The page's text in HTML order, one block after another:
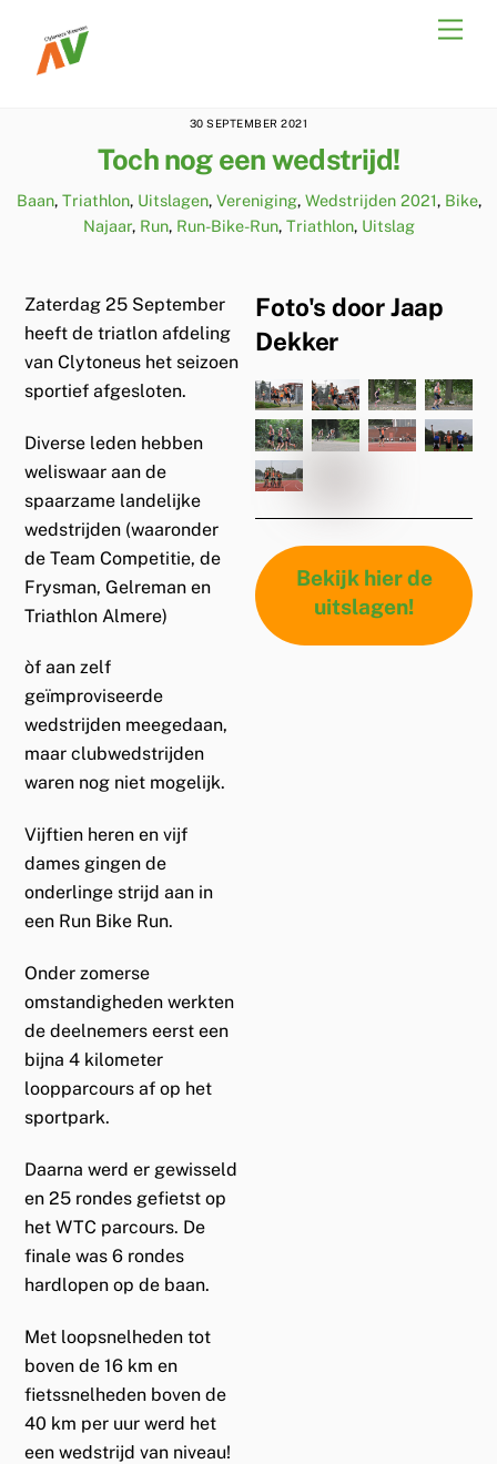
content
30 SEPTEMBER 2021
Toch nog een wedstrijd!
Baan, Triathlon, Uitslagen, Vereniging, Wedstrijden 2021, Bike,
Najaar, Run, Run-Bike-Run, Triathlon, Uitslag
Zaterdag 25 September
heeft de triatlon afdeling
van Clytoneus het seizoen
sportief afgesloten.
Diverse leden hebben
weliswaar aan de
spaarzame landelijke
wedstrijden (waaronder
de Team Competitie, de
Frysman, Gelreman en
Triathlon Almere)
òf aan zelf
geïmproviseerde
wedstrijden meegedaan,
maar clubwedstrijden
waren nog niet mogelijk.
Vijftien heren en vijf
dames gingen de
onderlinge strijd aan in
een Run Bike Run.
Onder zomerse
omstandigheden werkten
de deelnemers eerst een
bijna 4 kilometer
loopparcours af op het
sportpark.
Daarna werd er gewisseld
en 25 rondes gefietst op
het WTC parcours. De
finale was 6 rondes
hardlopen op de baan.
Met loopsnelheden tot
boven de 16 km en
fietssnelheden boven de
40 km per uur werd het
een wedstrijd van niveau!
Foto's door Jaap
Dekker
Bekijk hier de
uitslagen!